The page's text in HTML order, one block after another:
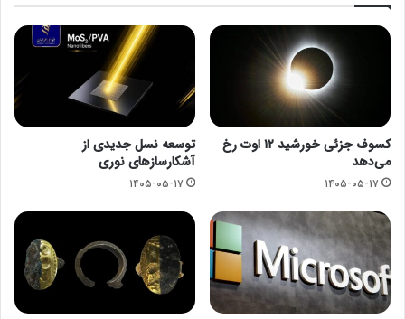
کسوف جزئی خورشید ۱۲ اوت رخ
می‌دهد
۱۴۰۵-۰۵-۱۷
توسعه نسل جدیدی از
آشکارسازهای نوری
۱۴۰۵-۰۵-۱۷